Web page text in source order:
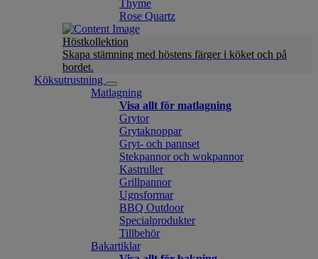
Thyme
Rose Quartz
Höstkollektion
Skapa stämning med höstens färger i köket och på
bordet.
Köksutrustning
Matlagning
Visa allt för matlagning
Grytor
Grytaknoppar
Gryt- och pannset
Stekpannor och wokpannor
Kastruller
Grillpannor
Ugnsformar
BBQ Outdoor
Specialprodukter
Tillbehör
Bakartiklar